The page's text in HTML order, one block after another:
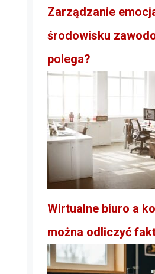
Zarządzanie
środowisku
polega?
Wirtualne biuro a
można odliczyć